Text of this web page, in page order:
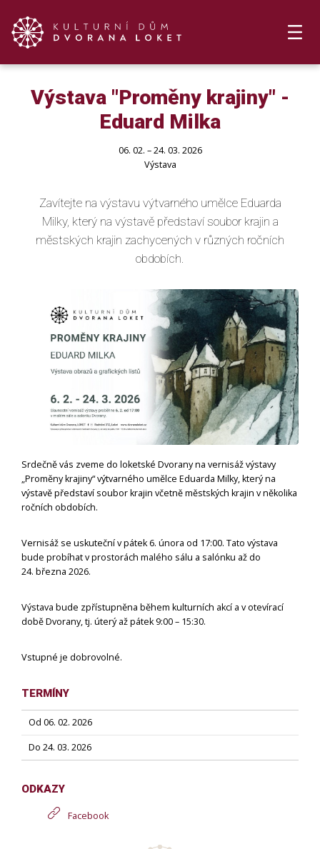
Výstava "Proměny krajiny" -
Eduard Milka
06. 02. – 24. 03. 2026
Výstava
Zavítejte na výstavu výtvarného umělce Eduarda
Milky, který na výstavě představí soubor krajin a
městských krajin zachycených v různých ročních
obdobích.
Srdečně vás zveme do loketské Dvorany na vernisáž výstavy
„Proměny krajiny“ výtvarného umělce Eduarda Milky, který na
výstavě představí soubor krajin včetně městských krajin v několika
ročních obdobích.
Vernisáž se uskuteční v pátek 6. února od 17:00. Tato výstava
bude probíhat v prostorách malého sálu a salónku až do
24. března 2026.
Výstava bude zpřístupněna během kulturních akcí a v otevírací
době Dvorany, tj. úterý až pátek 9:00 – 15:30.
Vstupné je dobrovolné.
TERMÍNY
Od 06. 02. 2026
Do 24. 03. 2026
ODKAZY
Facebook